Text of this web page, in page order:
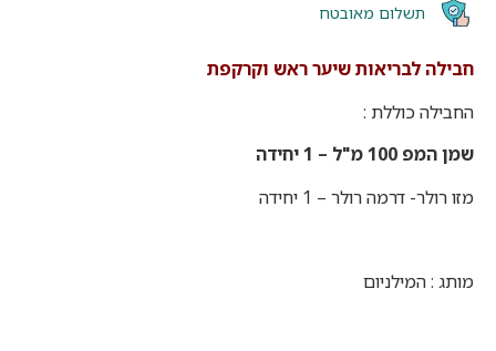
תשלום מאובטח
חבילה לבריאות שיער ראש וקרקפת
החבילה כוללת :
שמן המפ 100 מ"ל – 1 יחידה
מזו רולר- דרמה רולר – 1 יחידה
מותג : המילניום